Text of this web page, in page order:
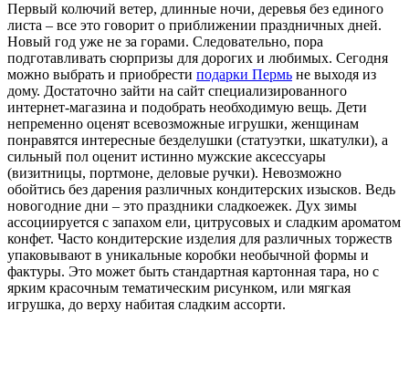
Первый колючий ветер, длинные ночи, деревья без единого
листа – все это говорит о приближении праздничных дней.
Новый год уже не за горами. Следовательно, пора
подготавливать сюрпризы для дорогих и любимых. Сегодня
можно выбрать и приобрести подарки Пермь не выходя из
дому. Достаточно зайти на сайт специализированного
интернет-магазина и подобрать необходимую вещь. Дети
непременно оценят всевозможные игрушки, женщинам
понравятся интересные безделушки (статуэтки, шкатулки), а
сильный пол оценит истинно мужские аксессуары
(визитницы, портмоне, деловые ручки). Невозможно
обойтись без дарения различных кондитерских изысков. Ведь
новогодние дни – это праздники сладкоежек. Дух зимы
ассоциируется с запахом ели, цитрусовых и сладким ароматом
конфет. Часто кондитерские изделия для различных торжеств
упаковывают в уникальные коробки необычной формы и
фактуры. Это может быть стандартная картонная тара, но с
ярким красочным тематическим рисунком, или мягкая
игрушка, до верху набитая сладким ассорти.